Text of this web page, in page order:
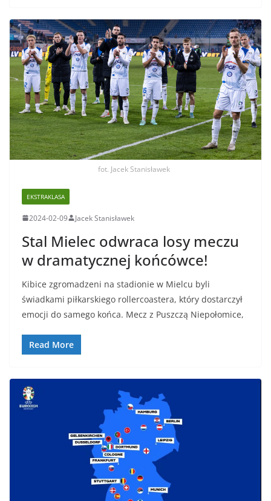
fot. Jacek Stanisławek
EKSTRAKLASA
2024-02-09 Jacek Stanisławek
Stal Mielec odwraca losy meczu
w dramatycznej końcówce!
Kibice zgromadzeni na stadionie w Mielcu byli
świadkami piłkarskiego rollercoastera, który dostarczył
emocji do samego końca. Mecz z Puszczą Niepołomice,
Read More